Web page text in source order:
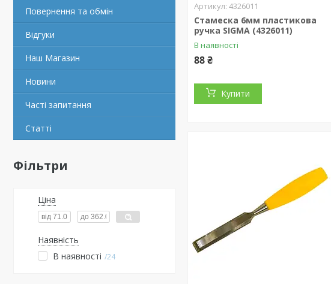
Повернення та обмін
Відгуки
Наш Магазин
Новини
Часті запитання
Статті
Фільтри
Ціна
Наявність
В наявності 24
4326011
Стамеска 6мм пластикова
ручка SIGMA (4326011)
В наявності
88 ₴
Купити